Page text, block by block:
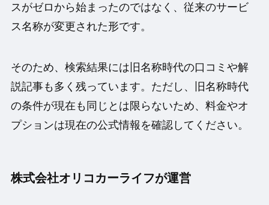
スがゼロから始まったのではなく、従来のサービ
ス名称が変更された形です。
そのため、検索結果には旧名称時代の口コミや解
説記事も多く残っています。ただし、旧名称時代
の条件が現在も同じとは限らないため、料金やオ
プションは現在の公式情報を確認してください。
株式会社オリコカーライフが運営